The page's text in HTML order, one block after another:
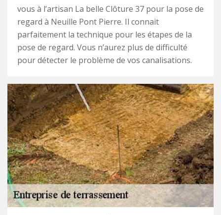
vous à l’artisan La belle Clôture 37 pour la pose de
regard à Neuille Pont Pierre. Il connait
parfaitement la technique pour les étapes de la
pose de regard. Vous n’aurez plus de difficulté
pour détecter le problème de vos canalisations.